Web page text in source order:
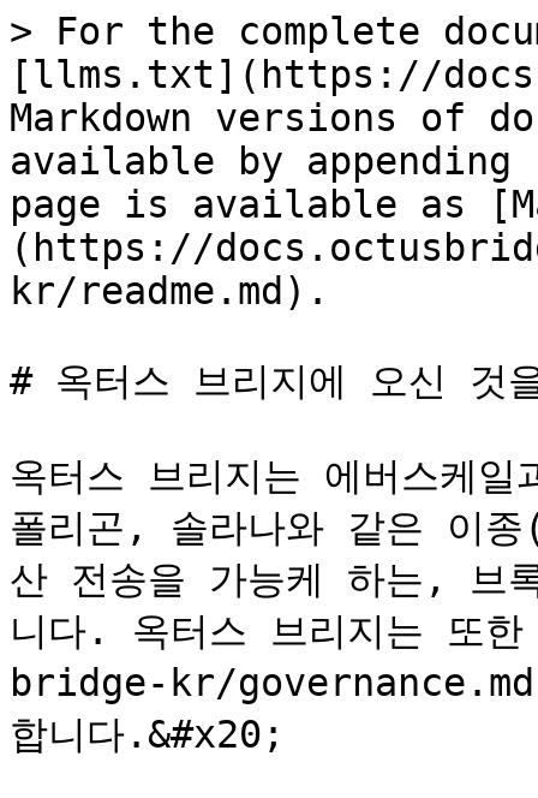
> For the complete
[llms.txt](https://
Markdown versions of
available by
page is available as
(https://
kr/readme.md).
# 옥터스 브리지에 오신 것
옥터스 브리지는 에버스케
폴리곤, 솔라나와 같은 이
산 전송을 가능케 하는, 브
니다. 옥터스 브리지는
bridge-kr/
합니다.&#x20;